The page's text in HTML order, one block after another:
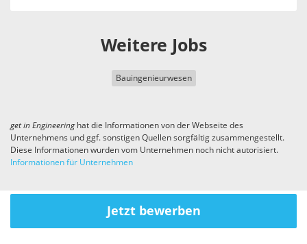
Weitere Jobs
Bauingenieurwesen
get in Engineeringhat die Informationen von der Webseite des
Unternehmens und ggf. sonstigen Quellen sorgfältig zusammengestellt.
Diese Informationen wurden vom Unternehmen noch nicht autorisiert.
Informationen für Unternehmen
Jetzt bewerben